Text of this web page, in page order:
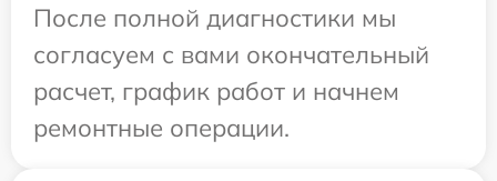
После полной диагностики мы
согласуем с вами окончательный
расчет, график работ и начнем
ремонтные операции.